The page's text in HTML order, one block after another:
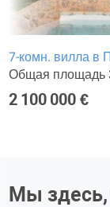
7-комн. вилла в
Общая площадь
2 100 000 €
Мы